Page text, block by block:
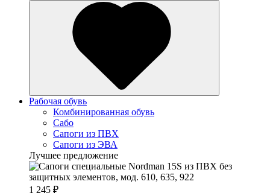
Рабочая обувь
Комбинированная обувь
Сабо
Сапоги из ПВХ
Сапоги из ЭВА
Лучшее предложение
1 245 ₽